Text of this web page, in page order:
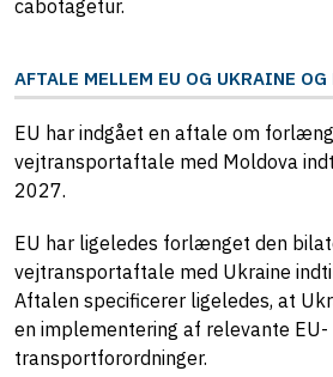
cabotagetur.
AFTALE MELLEM EU OG UKRAINE OG
EU har indgået en aftale om
vejtransportaftale med Moldova
2027.
EU har ligeledes forlænget den
vejtransportaftale med Ukraine
Aftalen specificerer ligeledes, at
en implementering af relevante EU-
transportforordninger.